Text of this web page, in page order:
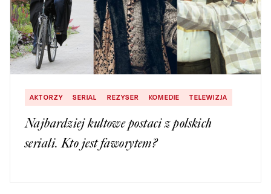
AKTORZY SERIAL REZYSER KOMEDIE TELEWIZJA
Najbardziej kultowe postaci z polskich
seriali. Kto jest faworytem?